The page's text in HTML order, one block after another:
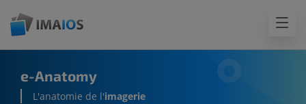
e-Anatomy
L'anatomie de l'imagerie